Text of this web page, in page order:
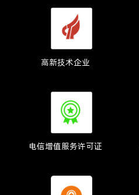
高新技术企业
电信增值服务许可证